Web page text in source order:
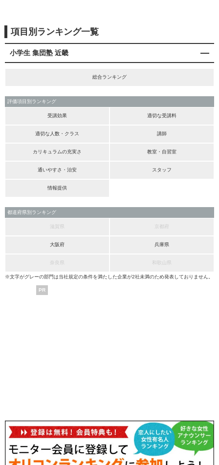
項目別ランキング一覧
小学生 集団塾 近畿
総合ランキング
評価項目別ランキング
受講効果 適切な受講料
適切な人数・クラス 講師
カリキュラムの充実さ 教室・自習室
通いやすさ・治安 スタッフ
情報提供
都道府県別ランキング
滋賀県 京都府
大阪府 兵庫県
奈良県 和歌山県
※文字がグレーの部門は当社規定の条件を満たした企業が2社未満のため発表しておりません。
PR